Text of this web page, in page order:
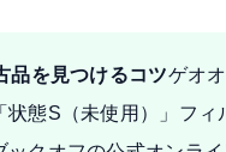
品を見つけるコツゲオ
状態S（未使用）」フィ